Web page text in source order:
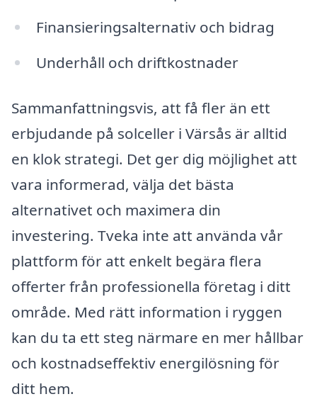
Finansieringsalternativ och bidrag
Underhåll och driftkostnader
Sammanfattningsvis, att få fler än ett
erbjudande på solceller i Värsås är alltid
en klok strategi. Det ger dig möjlighet att
vara informerad, välja det bästa
alternativet och maximera din
investering. Tveka inte att använda vår
plattform för att enkelt begära flera
offerter från professionella företag i ditt
område. Med rätt information i ryggen
kan du ta ett steg närmare en mer hållbar
och kostnadseffektiv energilösning för
ditt hem.